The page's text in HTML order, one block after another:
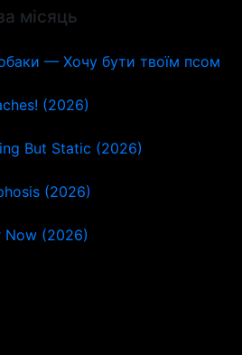
місяць
— Хочу бути твоїм псом
(2026)
But Static (2026)
(2026)
(2026)